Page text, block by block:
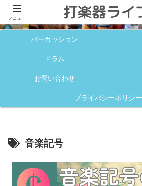
パーカッション
ドラム
お問い合わせ
プライバシーポリシー
音楽記号
メニュー